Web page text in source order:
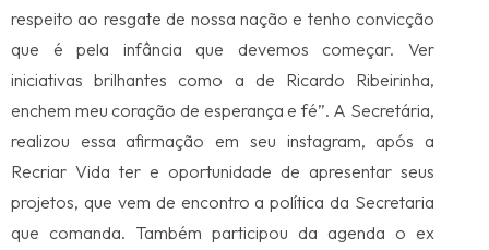
respeito ao resgate de nossa nação e tenho convicção
que é pela infância que devemos começar. Ver
iniciativas brilhantes como a de Ricardo Ribeirinha,
enchem meu coração de esperança e fé”. A Secretária,
realizou essa afirmação em seu instagram, após a
Recriar Vida ter e oportunidade de apresentar seus
projetos, que vem de encontro a política da Secretaria
que comanda. Também participou da agenda o ex